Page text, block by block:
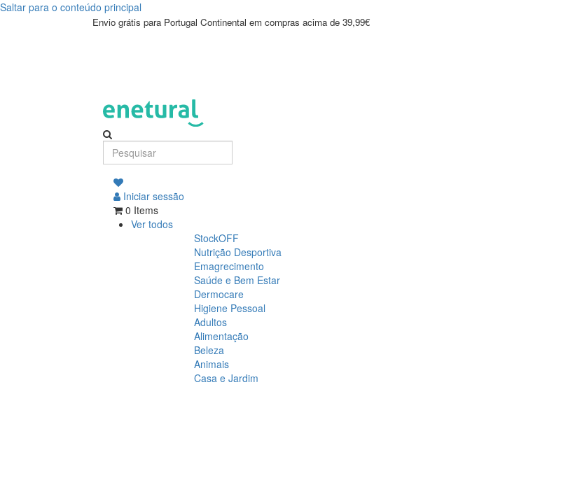
Saltar para o conteúdo principal
Envio grátis para Portugal Continental em compras acima de 39,99€
Iniciar sessão
0 Items
Ver todos
StockOFF
Nutrição Desportiva
Emagrecimento
Saúde e Bem Estar
Dermocare
Higiene Pessoal
Adultos
Alimentação
Beleza
Animais
Casa e Jardim